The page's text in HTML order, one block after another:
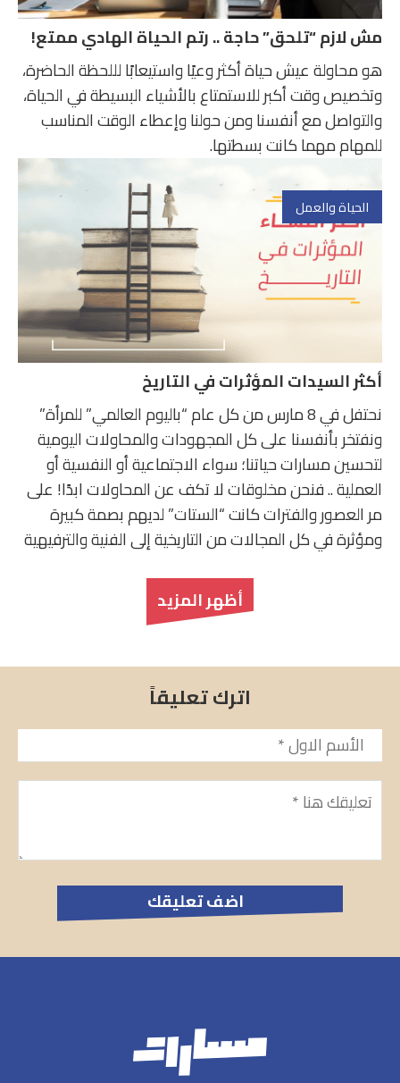
مش لازم “تلحق” حاجة .. رتم الحياة الهادي ممتع!
هو محاولة عيش حياة أكثر وعيًا واستيعابًا لللحظة الحاضرة،
وتخصيص وقت أكبر للاستمتاع بالأشياء البسيطة في الحياة،
والتواصل مع أنفسنا ومن حولنا وإعطاء الوقت المناسب
للمهام مهما كانت بسطتها.
الحياة والعمل
أكثر السيدات المؤثرات في التاريخ
نحتفل في 8 مارس من كل عام “باليوم العالمي” للمرأة”
ونفتخر بأنفسنا على كل المجهودات والمحاولات اليومية
لتحسين مسارات حياتنا؛ سواء الاجتماعية أو النفسية أو
العملية .. فنحن مخلوقات لا تكف عن المحاولات ابدًا! على
مر العصور والفترات كانت “الستات” لديهم بصمة كبيرة
ومؤثرة في كل المجالات من التاريخية إلى الفنية والترفيهية
أظهر المزيد
اترك تعليقاً
الأسم*
تعليق